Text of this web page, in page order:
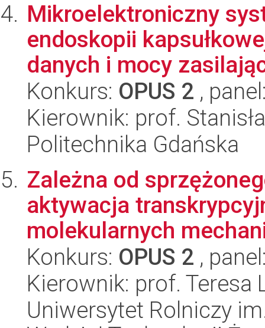
Mikroelektroniczny
endoskopii
danych i mocy
Konkurs: OPUS 2 ,
Kierownik: prof.
Politechnika Gdańska
Zależna od
aktywacja
molekularnych
Konkurs: OPUS 2 ,
Kierownik: prof. Teresa
Uniwersytet Rolniczy